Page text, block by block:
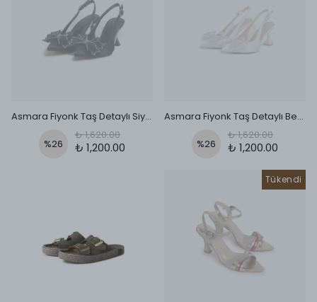
Asmara Fiyonk Taş Detaylı Siyah Kadeh Topuklu Ayakkabı
%26
₺ 1,620.00
₺ 1,200.00
Asmara Fiyonk Taş Detaylı Beyaz Kadeh Topuklu Ayakkabı
%26
₺ 1,620.00
₺ 1,200.00
Tükendi